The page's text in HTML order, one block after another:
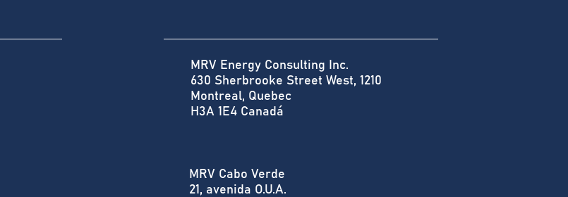
MRV Energy Consulting Inc.
630 Sherbrooke Street West, 1210
Montreal, Quebec
H3A 1E4 Canadá
MRV Cabo Verde
21, avenida O.U.A.